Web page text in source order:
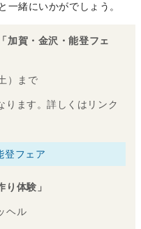
一緒にいかがでしょう。
賀・金沢・能登フェ
）まで
ります。詳しくはリンク
登フェア
り体験」
ヘル